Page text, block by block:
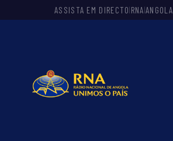
ASSISTA EM DIRECTO|RNA|ANGOLA